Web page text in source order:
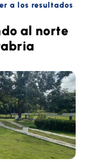
al norte
a los resultados